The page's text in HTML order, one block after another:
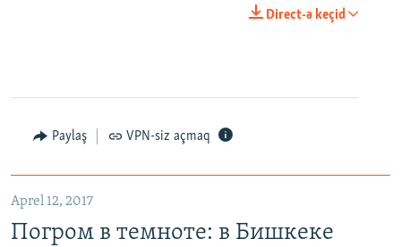
Direct-ə keçid
Paylaş VPN-siz açmaq
Aprel 12, 2017
Погром в темноте: в Бишкеке